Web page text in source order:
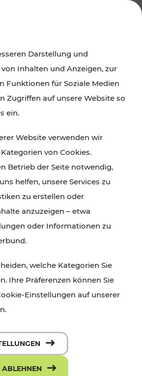
zu Fahrplanänderungen,
Überblick.
Darstellung und
Inhalten und Anzeigen, zur
Funktionen für Soziale Medien
Zugriffen auf unsere Website so
ein.
Website verwenden wir
von Cookies.
Betrieb der Seite notwendig,
helfen, unsere Services zu
zu erstellen oder
anzuzeigen – etwa
oder Informationen zu
welche Kategorien Sie
Ihre Präferenzen können Sie
Einstellungen auf unserer
ABLEHNEN